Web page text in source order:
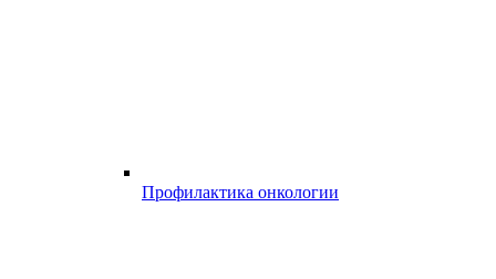
Профилактика онкологии